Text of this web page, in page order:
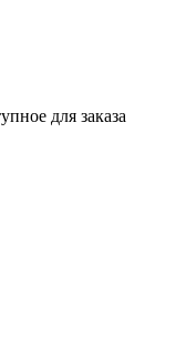
для заказа